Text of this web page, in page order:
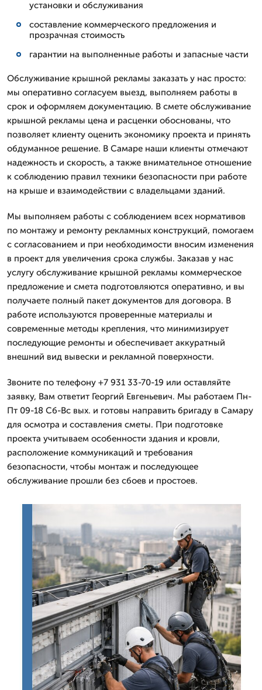
установки и обслуживания
составление коммерческого предложения и
прозрачная стоимость
гарантии на выполненные работы и запасные части
Обслуживание крышной рекламы заказать у нас просто:
мы оперативно согласуем выезд, выполняем работы в
срок и оформляем документацию. В смете обслуживание
крышной рекламы цена и расценки обоснованы, что
позволяет клиенту оценить экономику проекта и принять
обдуманное решение. В Самаре наши клиенты отмечают
надежность и скорость, а также внимательное отношение
к соблюдению правил техники безопасности при работе
на крыше и взаимодействии с владельцами зданий.
Мы выполняем работы с соблюдением всех нормативов
по монтажу и ремонту рекламных конструкций, помогаем
с согласованием и при необходимости вносим изменения
в проект для увеличения срока службы. Заказав у нас
услугу обслуживание крышной рекламы коммерческое
предложение и смета подготовляются оперативно, и вы
получаете полный пакет документов для договора. В
работе используются проверенные материалы и
современные методы крепления, что минимизирует
последующие ремонты и обеспечивает аккуратный
внешний вид вывески и рекламной поверхности.
Звоните по телефону +7 931 33-70-19 или оставляйте
заявку, Вам ответит Георгий Евгеньевич. Мы работаем Пн-
Пт 09-18 Сб-Вс вых. и готовы направить бригаду в Самару
для осмотра и составления сметы. При подготовке
проекта учитываем особенности здания и кровли,
расположение коммуникаций и требования
безопасности, чтобы монтаж и последующее
обслуживание прошли без сбоев и простоев.